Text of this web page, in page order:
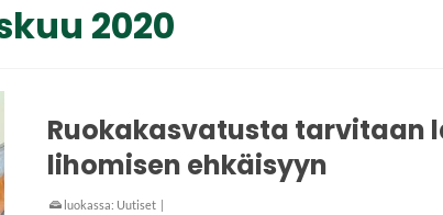
2020
Ruokakasvatusta tarvitaan
lihomisen ehkäisyyn
luokassa: Uutiset |